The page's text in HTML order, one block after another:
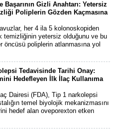
Başarının Gizli Anahtarı: Yetersiz
Poliplerin Gözden Kaçmasına
her 4 ila 5 kolonoskopiden
temizliğinin yetersiz olduğunu ve bu
öncüsü poliplerin atlanmasına yol
Tedavisinde Tarihi Onay:
Hedefleyen İlk İlaç Kullanıma
Dairesi (FDA), Tip 1 narkolepsi
temel biyolojik mekanizmasını
hedef alan oveporexton etken